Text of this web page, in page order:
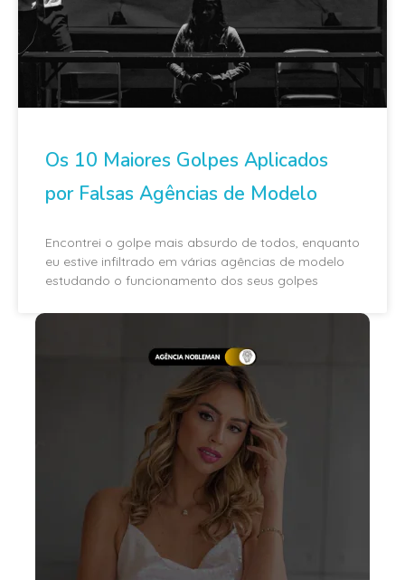
Os 10 Maiores Golpes Aplicados
por Falsas Agências de Modelo
Encontrei o golpe mais absurdo de todos, enquanto
eu estive infiltrado em várias agências de modelo
estudando o funcionamento dos seus golpes